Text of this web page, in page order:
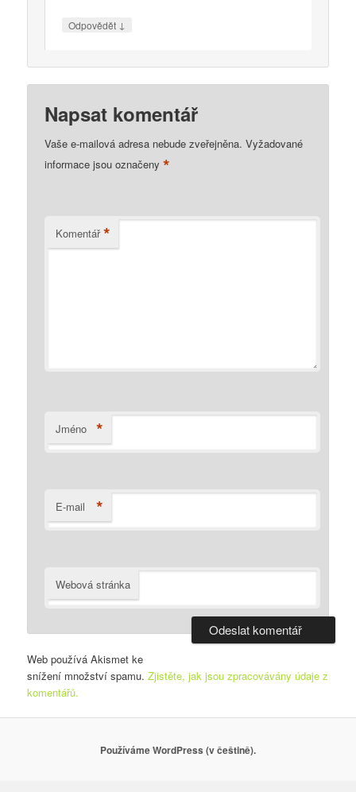
Odpovědět ↓
Napsat komentář
Vaše e-mailová adresa nebude zveřejněna. Vyžadované
informace jsou označeny*
Komentář *
Jméno *
E-mail *
Webová stránka
Web používá Akismet ke
snížení množství spamu.Zjistěte, jak jsou zpracovávány údaje z
komentářů.
Používáme WordPress (v češtině).